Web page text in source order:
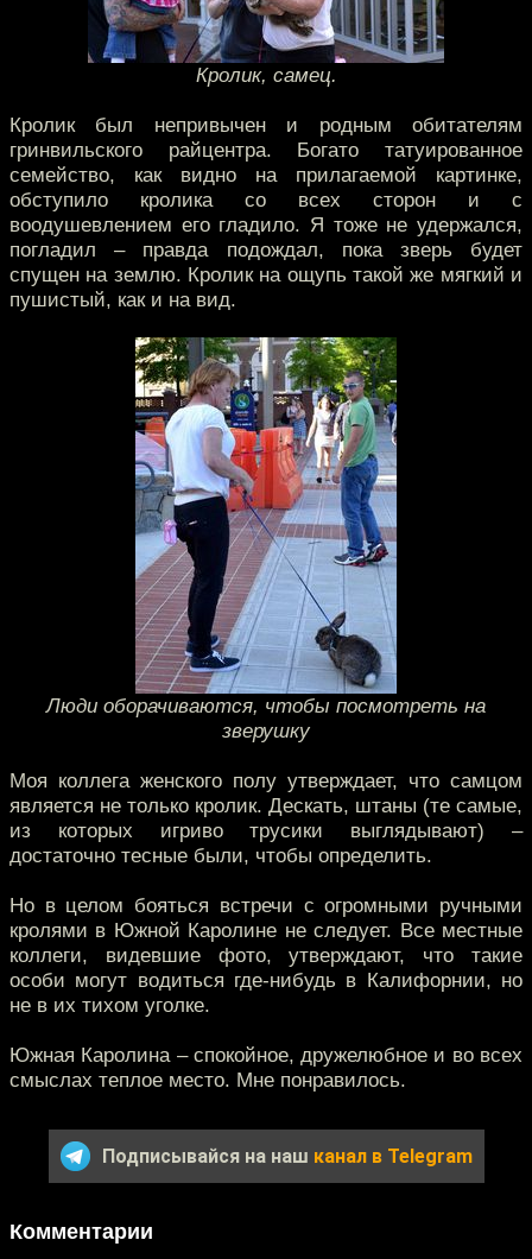
Кролик, самец.
Кролик был непривычен и родным обитателям
гринвильского райцентра. Богато татуированное
семейство, как видно на прилагаемой картинке,
обступило кролика со всех сторон и с
воодушевлением его гладило. Я тоже не удержался,
погладил – правда подождал, пока зверь будет
спущен на землю. Кролик на ощупь такой же мягкий и
пушистый, как и на вид.
Люди оборачиваются, чтобы посмотреть на
зверушку
Моя коллега женского полу утверждает, что самцом
является не только кролик. Дескать, штаны (те самые,
из которых игриво трусики выглядывают) –
достаточно тесные были, чтобы определить.
Но в целом бояться встречи с огромными ручными
кролями в Южной Каролине не следует. Все местные
коллеги, видевшие фото, утверждают, что такие
особи могут водиться где-нибудь в Калифорнии, но
не в их тихом уголке.
Южная Каролина – спокойное, дружелюбное и во всех
смыслах теплое место. Мне понравилось.
Подписывайся на наш канал в Telegram
Комментарии